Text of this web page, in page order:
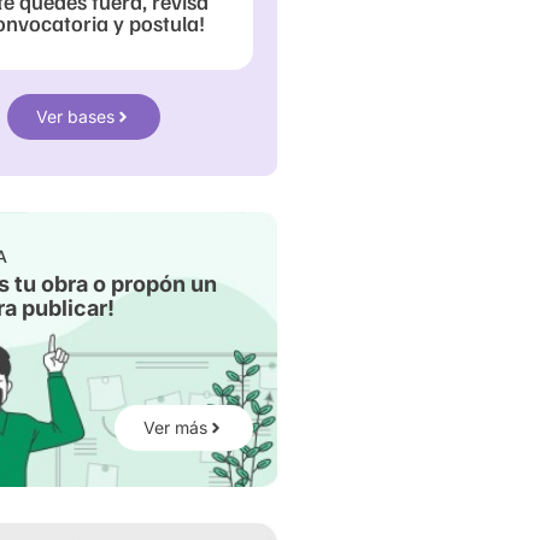
y postula!
Ver bases
tu obra o propón un
publicar!
Ver más